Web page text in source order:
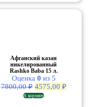
Афганский казан
никелированный
Rashko Baba 15 л.
Оценка 0 из 5
7800,00₽ Первоначальная
цена
4575,00 ₽
В корзину